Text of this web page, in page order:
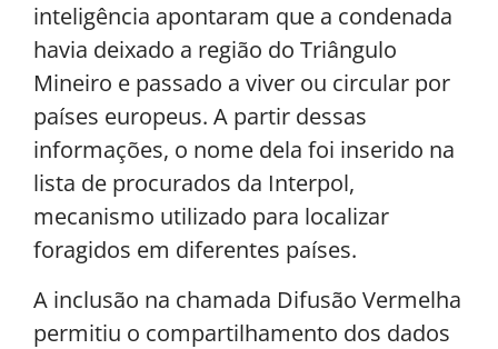
inteligência apontaram que a condenada
havia deixado a região do Triângulo
Mineiro e passado a viver ou circular por
países europeus. A partir dessas
informações, o nome dela foi inserido na
lista de procurados da Interpol,
mecanismo utilizado para localizar
foragidos em diferentes países.
A inclusão na chamada Difusão Vermelha
permitiu o compartilhamento dos dados